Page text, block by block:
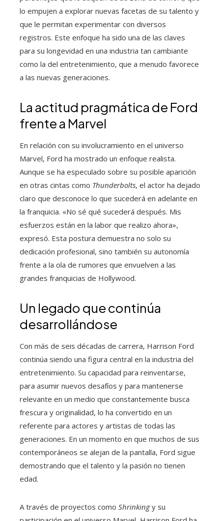
lo empujen a explorar nuevas facetas de su talento y
que le permitan experimentar con diversos
registros. Este enfoque ha sido una de las claves
para su longevidad en una industria tan cambiante
como la del entretenimiento, que a menudo favorece
a las nuevas generaciones.
La actitud pragmática de Ford
frente a Marvel
En relación con su involucramiento en el universo
Marvel, Ford ha mostrado un enfoque realista.
Aunque se ha especulado sobre su posible aparición
en otras cintas como Thunderbolts, el actor ha dejado
claro que desconoce lo que sucederá en adelante en
la franquicia. «No sé qué sucederá después. Mis
esfuerzos están en la labor que realizo ahora»,
expresó. Esta postura demuestra no solo su
dedicación profesional, sino también su autonomía
frente a la ola de rumores que envuelven a las
grandes franquicias de Hollywood.
Un legado que continúa
desarrollándose
Con más de seis décadas de carrera, Harrison Ford
continúa siendo una figura central en la industria del
entretenimiento. Su capacidad para reinventarse,
para asumir nuevos desafíos y para mantenerse
relevante en un medio que constantemente busca
frescura y originalidad, lo ha convertido en un
referente para actores y artistas de todas las
generaciones. En un momento en que muchos de sus
contemporáneos se alejan de la pantalla, Ford sigue
demostrando que el talento y la pasión no tienen
edad.
A través de proyectos como Shrinkingy su